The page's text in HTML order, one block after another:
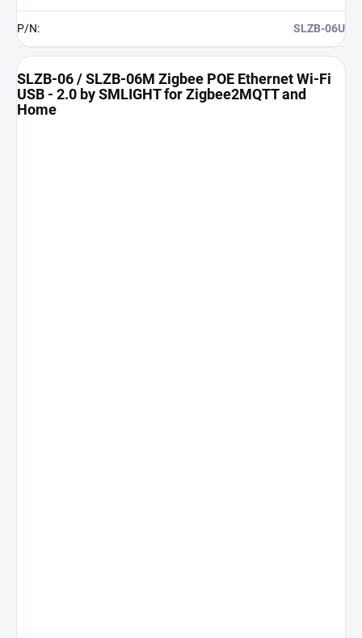
P/N: SLZB-06U
SLZB-06 / SLZB-06M Zigbee POE Ethernet Wi-Fi
USB - 2.0 by SMLIGHT for Zigbee2MQTT and
Home